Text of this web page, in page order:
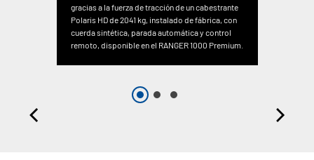
gracias a la fuerza de tracción de un cabestrante
Polaris HD de 2041 kg, instalado de fábrica, con
cuerda sintética, parada automática y control
remoto, disponible en el RANGER 1000 Premium.